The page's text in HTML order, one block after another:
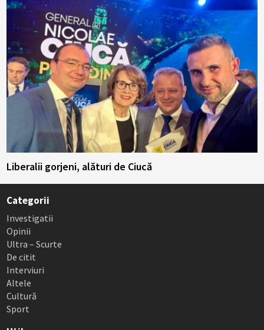
Liberalii gorjeni, alături de Ciucă
Categorii
Investigatii
Opinii
Ultra – Scurte
De citit
Interviuri
Altele
Cultură
Sport